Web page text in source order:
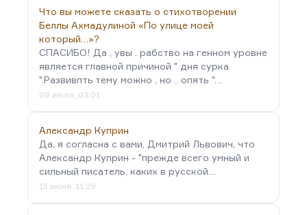
Что вы можете сказать о стихотворении
Беллы Ахмадулиной «По улице моей
который…»?
СПАСИБО! Да , увы . рабство на генном уровне
является главной причиной " дня сурка
".Развивпть тему можно , но .. опять "…
09 июля, 03:01
Александр Куприн
Да, я согласна с вами, Дмитрий Львович, что
Александр Куприн - "прежде всего умный и
сильный писатель, каких в русской…
15 июня, 11:29